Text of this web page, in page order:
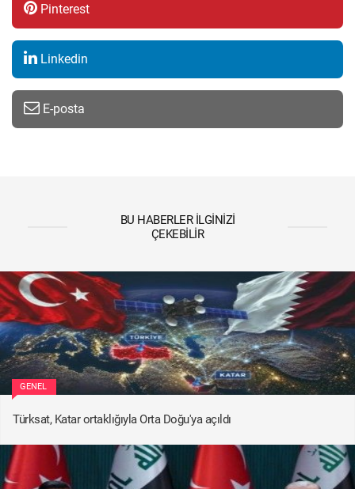
Pinterest
Linkedin
E-posta
BU HABERLER İLGINIZI
ÇEKEBILIR
GENEL
Türksat, Katar ortaklığıyla Orta Doğu'ya açıldı